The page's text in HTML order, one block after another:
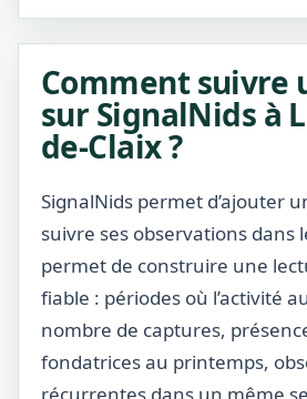
Comment suivre
sur SignalNids à
de-Claix ?
SignalNids permet d’ajouter
suivre ses observations dans
permet de construire une
fiable : périodes où l’activité
nombre de captures,
fondatrices au printemps,